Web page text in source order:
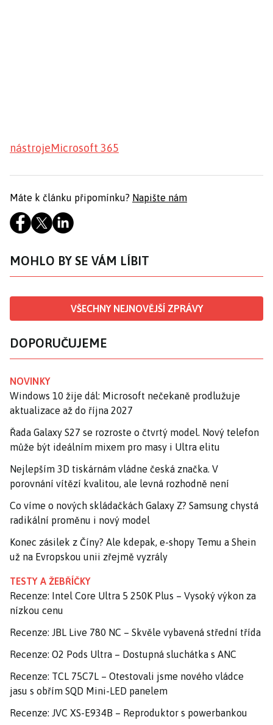
nástrojeMicrosoft 365
Máte k článku připomínku? Napište nám
MOHLO BY SE VÁM LÍBIT
VŠECHNY NEJNOVĚJŠÍ ZPRÁVY
DOPORUČUJEME
NOVINKY
Windows 10 žije dál: Microsoft nečekaně prodlužuje
aktualizace až do října 2027
Řada Galaxy S27 se rozroste o čtvrtý model. Nový telefon
může být ideálním mixem pro masy i Ultra elitu
Nejlepším 3D tiskárnám vládne česká značka. V
porovnání vítězí kvalitou, ale levná rozhodně není
Co víme o nových skládačkách Galaxy Z? Samsung chystá
radikální proměnu i nový model
Konec zásilek z Číny? Ale kdepak, e-shopy Temu a Shein
už na Evropskou unii zřejmě vyzrály
TESTY A ŽEBŘÍČKY
Recenze: Intel Core Ultra 5 250K Plus – Vysoký výkon za
nízkou cenu
Recenze: JBL Live 780 NC – Skvěle vybavená střední třída
Recenze: O2 Pods Ultra – Dostupná sluchátka s ANC
Recenze: TCL 75C7L – Otestovali jsme nového vládce
jasu s obřím SQD Mini-LED panelem
Recenze: JVC XS-E934B – Reproduktor s powerbankou